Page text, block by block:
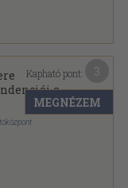
a
előadásai
Kapható pont:
MEGNÉZEM